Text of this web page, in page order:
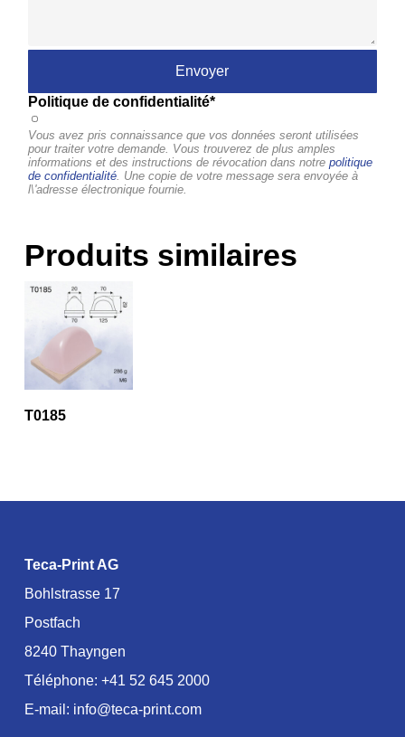
Politique de confidentialité*
Vous avez pris connaissance que vos données seront utilisées
pour traiter votre demande. Vous trouverez de plus amples
informations et des instructions de révocation dans notrepolitique
de confidentialité. Une copie de votre message sera envoyée à
l\'adresse électronique fournie.
Produits similaires
T0185
Teca-Print AG
Bohlstrasse 17
Postfach
8240 Thayngen
Téléphone: +41 52 645 2000
E-mail: info@teca-print.com